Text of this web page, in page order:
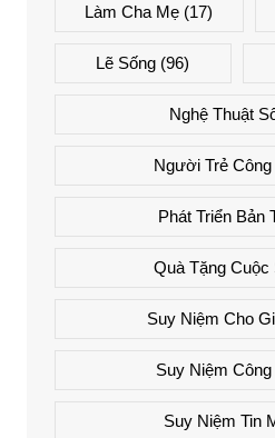
Làm Cha Mẹ (17)
Lẽ Sống (96)
Nghệ Thuật
Người Trẻ Công
Phát Triển Bản
Quà Tặng Cuộc
Suy Niệm Cho
Suy Niệm
Suy Niệm Tin